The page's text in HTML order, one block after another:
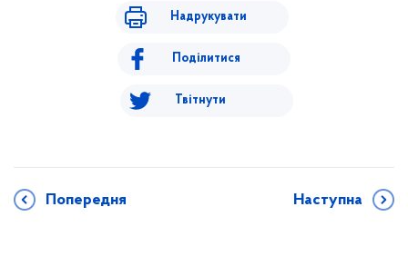
Надрукувати
Поділитися
Твітнути
Попередня Наступна